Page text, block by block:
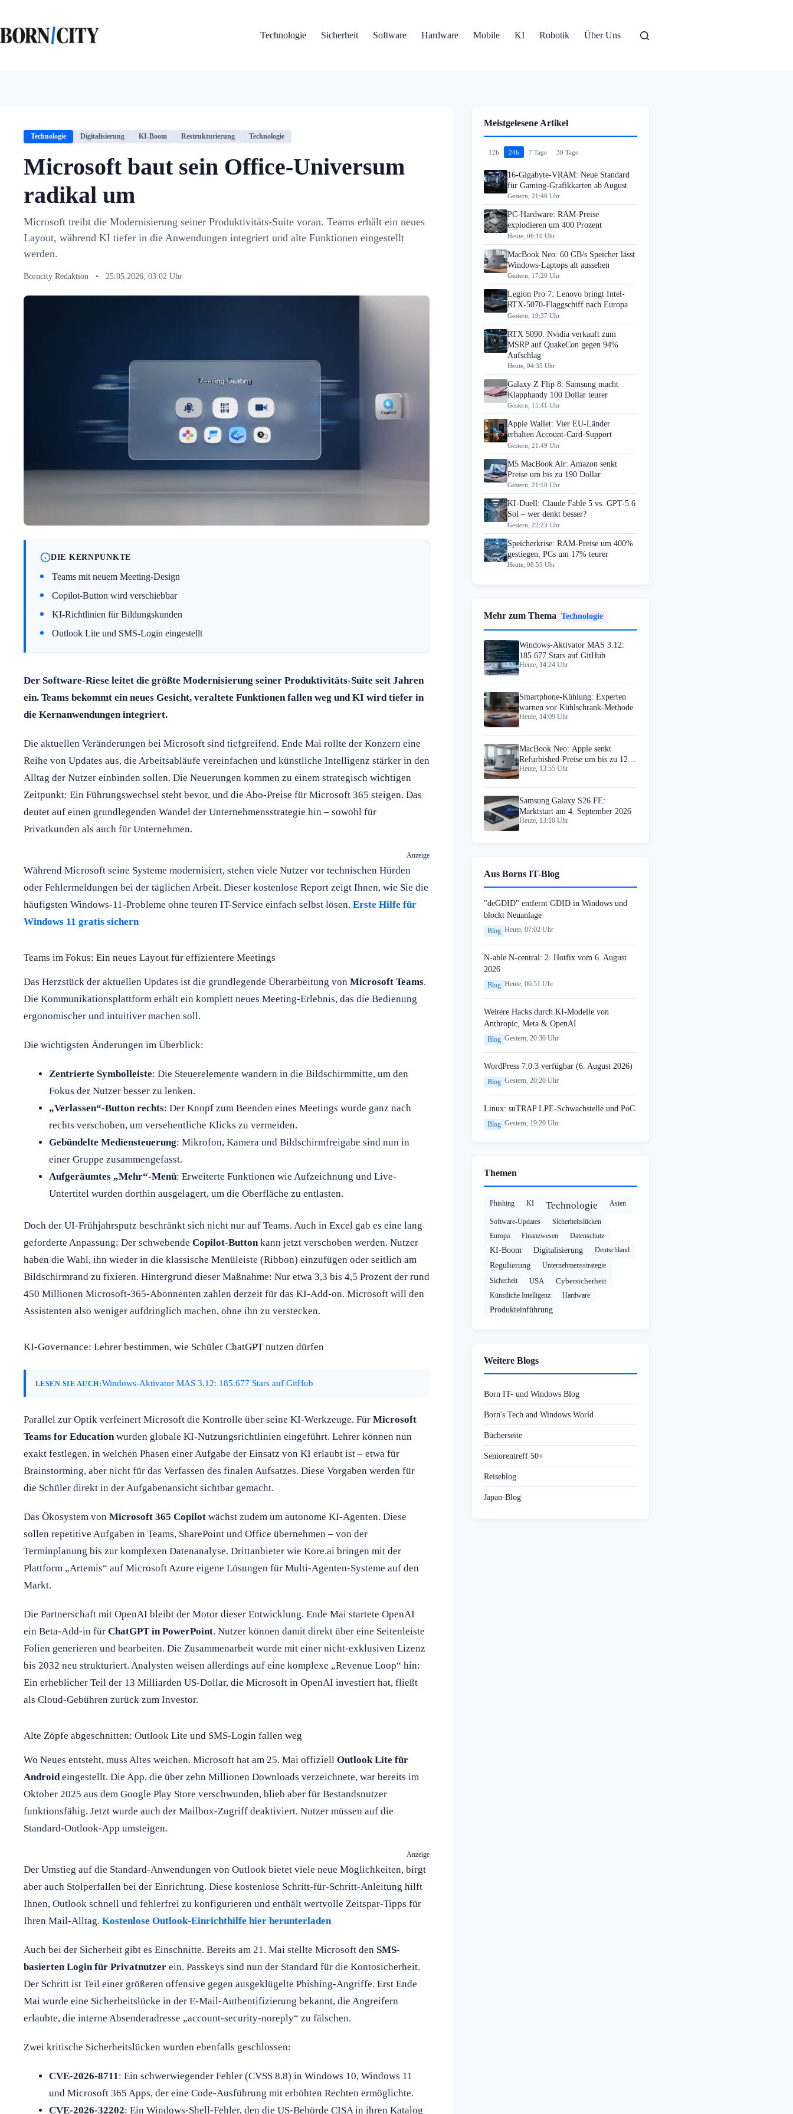
springen
Technologie
Sicherheit Software Hardware Mobile KI Robotik Über Uns
Technologie Digitalisierung KI-Boom Restrukturierung Technologie
Microsoft baut sein Office-Universum
radikal um
Microsoft treibt die Modernisierung seiner Produktivitäts-Suite voran. Teams erhält ein neues
Layout, während KI tiefer in die Anwendungen integriert und alte Funktionen eingestellt
werden.
Borncity Redaktion • 25.05.2026, 03:02 Uhr
DIE KERNPUNKTE
Teams mit neuem Meeting-Design
Copilot-Button wird verschiebbar
KI-Richtlinien für Bildungskunden
Outlook Lite und SMS-Login eingestellt
Der Software-Riese leitet die größte Modernisierung seiner Produktivitäts-Suite seit Jahren
ein. Teams bekommt ein neues Gesicht, veraltete Funktionen fallen weg und KI wird tiefer in
die Kernanwendungen integriert.
Die aktuellen Veränderungen bei Microsoft sind tiefgreifend. Ende Mai rollte der Konzern eine
Reihe von Updates aus, die Arbeitsabläufe vereinfachen und künstliche Intelligenz stärker in den
Alltag der Nutzer einbinden sollen. Die Neuerungen kommen zu einem strategisch wichtigen
Zeitpunkt: Ein Führungswechsel steht bevor, und die Abo-Preise für Microsoft 365 steigen. Das
deutet auf einen grundlegenden Wandel der Unternehmensstrategie hin – sowohl für
Privatkunden als auch für Unternehmen.
Anzeige
Während Microsoft seine Systeme modernisiert, stehen viele Nutzer vor technischen Hürden
oder Fehlermeldungen bei der täglichen Arbeit. Dieser kostenlose Report zeigt Ihnen, wie Sie die
häufigsten Windows-11-Probleme ohne teuren IT-Service einfach selbst lösen. Erste Hilfe für
Windows 11 gratis sichern
Teams im Fokus: Ein neues Layout für effizientere Meetings
Das Herzstück der aktuellen Updates ist die grundlegende Überarbeitung von Microsoft Teams.
Die Kommunikationsplattform erhält ein komplett neues Meeting-Erlebnis, das die Bedienung
ergonomischer und intuitiver machen soll.
Die wichtigsten Änderungen im Überblick:
Zentrierte Symbolleiste: Die Steuerelemente wandern in die Bildschirmmitte, um den
Fokus der Nutzer besser zu lenken.
„Verlassen“-Button rechts: Der Knopf zum Beenden eines Meetings wurde ganz nach
rechts verschoben, um versehentliche Klicks zu vermeiden.
Gebündelte Mediensteuerung: Mikrofon, Kamera und Bildschirmfreigabe sind nun in
einer Gruppe zusammengefasst.
Aufgeräumtes „Mehr“-Menü: Erweiterte Funktionen wie Aufzeichnung und Live-
Untertitel wurden dorthin ausgelagert, um die Oberfläche zu entlasten.
Doch der UI-Frühjahrsputz beschränkt sich nicht nur auf Teams. Auch in Excel gab es eine lang
geforderte Anpassung: Der schwebende Copilot-Buttonkann jetzt verschoben werden. Nutzer
haben die Wahl, ihn wieder in die klassische Menüleiste (Ribbon) einzufügen oder seitlich am
Bildschirmrand zu fixieren. Hintergrund dieser Maßnahme: Nur etwa 3,3 bis 4,5 Prozent der rund
450 Millionen Microsoft-365-Abonnenten zahlen derzeit für das KI-Add-on. Microsoft will den
Assistenten also weniger aufdringlich machen, ohne ihn zu verstecken.
KI-Governance: Lehrer bestimmen, wie Schüler ChatGPT nutzen dürfen
LESEN SIE AUCH:Windows-Aktivator MAS 3.12: 185.677 Stars auf GitHub
Parallel zur Optik verfeinert Microsoft die Kontrolle über seine KI-Werkzeuge. Für Microsoft
Teams for Educationwurden globale KI-Nutzungsrichtlinien eingeführt. Lehrer können nun
exakt festlegen, in welchen Phasen einer Aufgabe der Einsatz von KI erlaubt ist – etwa für
Brainstorming, aber nicht für das Verfassen des finalen Aufsatzes. Diese Vorgaben werden für
die Schüler direkt in der Aufgabenansicht sichtbar gemacht.
Das Ökosystem von Microsoft 365 Copilot wächst zudem um autonome KI-Agenten. Diese
sollen repetitive Aufgaben in Teams, SharePoint und Office übernehmen – von der
Terminplanung bis zur komplexen Datenanalyse. Drittanbieter wie Kore.ai bringen mit der
Plattform „Artemis“ auf Microsoft Azure eigene Lösungen für Multi-Agenten-Systeme auf den
Markt.
Die Partnerschaft mit OpenAI bleibt der Motor dieser Entwicklung. Ende Mai startete OpenAI
ein Beta-Add-in für ChatGPT in PowerPoint. Nutzer können damit direkt über eine Seitenleiste
Folien generieren und bearbeiten. Die Zusammenarbeit wurde mit einer nicht-exklusiven Lizenz
bis 2032 neu strukturiert. Analysten weisen allerdings auf eine komplexe „Revenue Loop“ hin:
Ein erheblicher Teil der 13 Milliarden US-Dollar, die Microsoft in OpenAI investiert hat, fließt
als Cloud-Gebühren zurück zum Investor.
Alte Zöpfe abgeschnitten: Outlook Lite und SMS-Login fallen weg
Wo Neues entsteht, muss Altes weichen. Microsoft hat am 25. Mai offiziell Outlook Lite für
Androideingestellt. Die App, die über zehn Millionen Downloads verzeichnete, war bereits im
Oktober 2025 aus dem Google Play Store verschwunden, blieb aber für Bestandsnutzer
funktionsfähig. Jetzt wurde auch der Mailbox-Zugriff deaktiviert. Nutzer müssen auf die
Standard-Outlook-App umsteigen.
Anzeige
Der Umstieg auf die Standard-Anwendungen von Outlook bietet viele neue Möglichkeiten, birgt
aber auch Stolperfallen bei der Einrichtung. Diese kostenlose Schritt-für-Schritt-Anleitung hilft
Ihnen, Outlook schnell und fehlerfrei zu konfigurieren und enthält wertvolle Zeitspar-Tipps für
Ihren Mail-Alltag. Kostenlose Outlook-Einrichthilfe hier herunterladen
Auch bei der Sicherheit gibt es Einschnitte. Bereits am 21. Mai stellte Microsoft den SMS-
basierten Login für Privatnutzer ein. Passkeys sind nun der Standard für die Kontosicherheit.
Der Schritt ist Teil einer größeren offensive gegen ausgeklügelte Phishing-Angriffe. Erst Ende
Mai wurde eine Sicherheitslücke in der E-Mail-Authentifizierung bekannt, die Angreifern
erlaubte, die interne Absenderadresse „account-security-noreply“ zu fälschen.
Zwei kritische Sicherheitslücken wurden ebenfalls geschlossen:
CVE-2026-8711: Ein schwerwiegender Fehler (CVSS 8.8) in Windows 10, Windows 11
und Microsoft 365 Apps, der eine Code-Ausführung mit erhöhten Rechten ermöglichte.
CVE-2026-32202: Ein Windows-Shell-Fehler, den die US-Behörde CISA in ihren Katalog
Meistgelesene Artikel
12h 24h 7 Tage 30 Tage
16-Gigabyte-VRAM: Neue Standard
für Gaming-Grafikkarten ab August
Gestern, 21:40 Uhr
PC-Hardware: RAM-Preise
explodieren um 400 Prozent
Heute, 06:10 Uhr
MacBook Neo: 60 GB/s Speicher lässt
Windows-Laptops alt aussehen
Gestern, 17:20 Uhr
Legion Pro 7: Lenovo bringt Intel-
RTX-5070-Flaggschiff nach Europa
Gestern, 19:37 Uhr
RTX 5090: Nvidia verkauft zum
MSRP auf QuakeCon gegen 94%
Aufschlag
Heute, 04:35 Uhr
Galaxy Z Flip 8: Samsung macht
Klapphandy 100 Dollar teurer
Gestern, 15:41 Uhr
Apple Wallet: Vier EU-Länder
erhalten Account-Card-Support
Gestern, 21:49 Uhr
M5 MacBook Air: Amazon senkt
Preise um bis zu 190 Dollar
Gestern, 21:10 Uhr
KI-Duell: Claude Fable 5 vs. GPT-5.6
Sol – wer denkt besser?
Gestern, 22:23 Uhr
Speicherkrise: RAM-Preise um 400%
gestiegen, PCs um 17% teurer
Heute, 08:55 Uhr
Mehr zum Thema Technologie
Windows-Aktivator MAS 3.12:
185.677 Stars auf GitHub
Heute, 14:24 Uhr
Smartphone-Kühlung: Experten
warnen vor Kühlschrank-Methode
Heute, 14:09 Uhr
MacBook Neo: Apple senkt
Refurbished-Preise um bis zu 120
Dollar
Heute, 13:55 Uhr
Samsung Galaxy S26 FE:
Marktstart am 4. September 2026
Heute, 13:10 Uhr
Aus Borns IT-Blog
"deGDID" entfernt GDID in Windows und
blockt Neuanlage
Blog Heute, 07:02 Uhr
N-able N-central: 2. Hotfix vom 6. August
2026
Blog Heute, 06:51 Uhr
Weitere Hacks durch KI-Modelle von
Anthropic, Meta & OpenAI
Blog Gestern, 20:30 Uhr
WordPress 7.0.3 verfügbar (6. August 2026)
Blog Gestern, 20:20 Uhr
Linux: suTRAP LPE-Schwachstelle und PoC
Blog Gestern, 19:20 Uhr
Themen
Phishing KI Technologie Asien
Software-Updates
Sicherheitslücken
Europa
Finanzwesen Datenschutz
KI-Boom Digitalisierung Deutschland
Regulierung
Unternehmensstrategie
Sicherheit
USA Cybersicherheit
Künstliche Intelligenz Hardware
Produkteinführung
Weitere Blogs
Born IT- und Windows Blog
Born's Tech and Windows World
Bücherseite
Seniorentreff 50+
Reiseblog
Japan-Blog